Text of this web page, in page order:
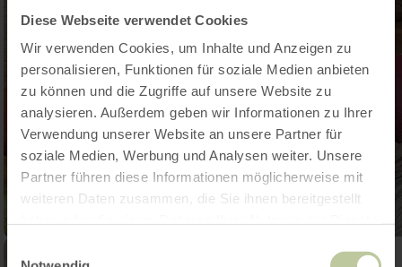
Diese Webseite verwendet Cookies
Wir verwenden Cookies, um Inhalte und Anzeigen zu
personalisieren, Funktionen für soziale Medien anbieten
zu können und die Zugriffe auf unsere Website zu
analysieren. Außerdem geben wir Informationen zu Ihrer
Verwendung unserer Website an unsere Partner für
soziale Medien, Werbung und Analysen weiter. Unsere
Partner führen diese Informationen möglicherweise mit
weiteren Daten zusammen, die Sie ihnen bereitgestellt